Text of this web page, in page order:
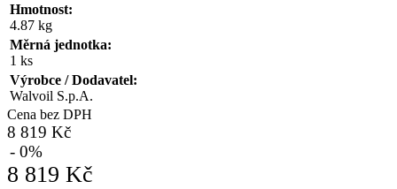
Hmotnost:
4.87 kg
Měrná jednotka:
1 ks
Výrobce / Dodavatel:
Walvoil S.p.A.
Cena bez DPH
8 819 Kč
- 0%
8 819 Kč